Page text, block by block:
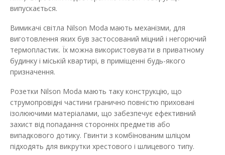
Вимикач Nilson Moda білий 1кл прохідний з
Наявність: Немає в наявності
Прохідний вимикач Nilson Moda встановлюється в мережу зі
змінною напругою 220В і номі..
74.06 грн
випускається.
Вимикачі світла Nilson Moda мають механізми, для
виготовлення яких був застосований міцний і негорючий
термопластик. Їх можна використовувати в приватному
будинку і міській квартирі, в приміщенні будь-якого
призначення.
Розетки Nilson Moda мають таку конструкцію, що
струмопровідні частини гранично повністю приховані
ізолюючими матеріалами, що забезпечує ефективний
захист від попадання сторонніх предметів або
випадкового дотику. Гвинти з комбінованим шліцом
підходять для викрутки хрестового і шлицевого типу.